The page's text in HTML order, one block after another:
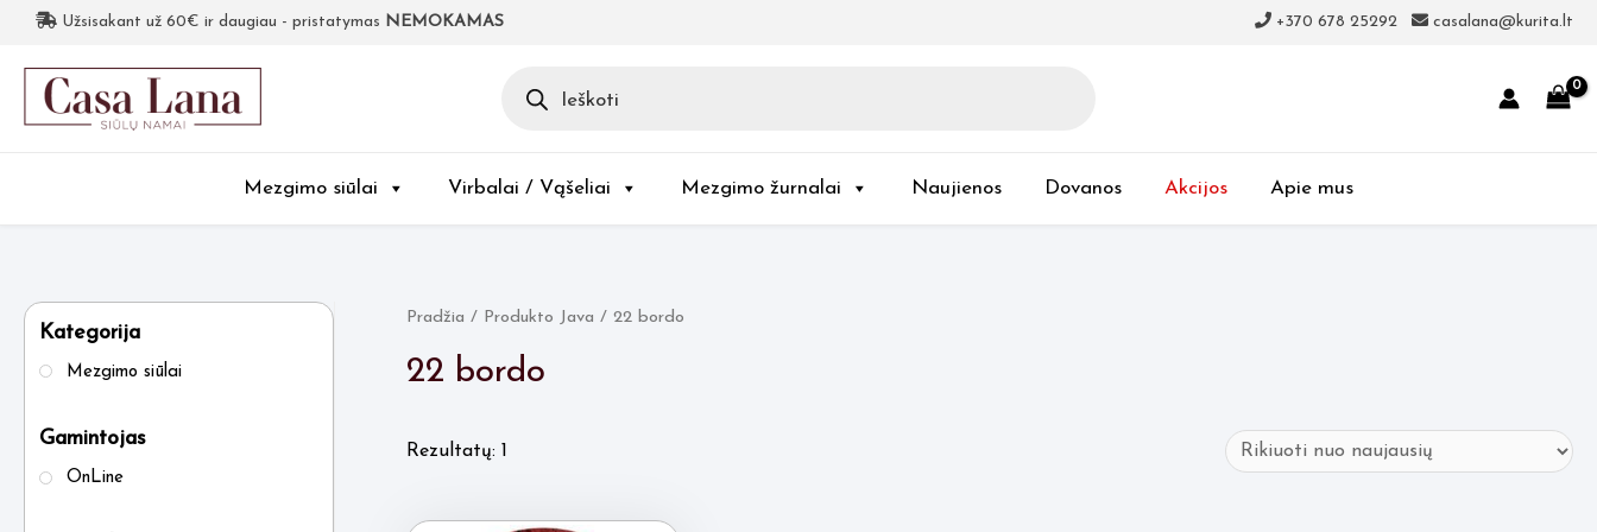
Užsisakant už 60€ ir daugiau - pristatymas NEMOKAMAS +370 678 25292 casalana@kurita.lt
search
Mezgimo siūlai Virbalai / Vąšeliai Mezgimo žurnalai Naujienos Dovanos Akcijos Apie mus
Kategorija
Mezgimo siūlai
Gamintojas
OnLine
Pradžia / Produkto Java / 22 bordo
22 bordo
Rezultatų: 1